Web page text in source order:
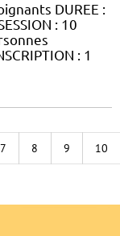
DUREE :
: 10
: 1
7 8 9 10